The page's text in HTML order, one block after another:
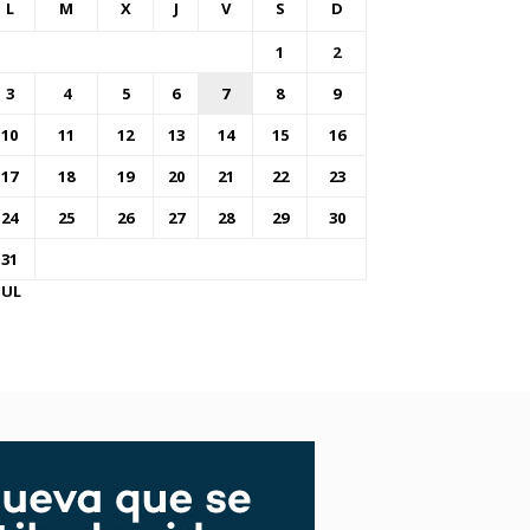
L M X J V S D
1
2
3
4 5 6 7 8
9
10
11 12 13 14 15
16
17
18 19 20 21 22
23
24
25 26 27 28 29
30
31